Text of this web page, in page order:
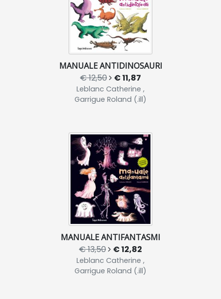
MANUALE ANTIDINOSAURI
€ 12,50 € 11,87
Leblanc Catherine ,
Garrigue Roland (.ill)
MANUALE ANTIFANTASMI
€ 13,50 € 12,82
Leblanc Catherine ,
Garrigue Roland (.ill)